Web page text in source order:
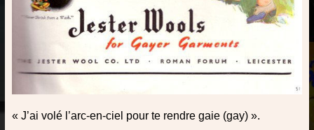
« J’ai volé l’arc-en-ciel pour te rendre gaie (gay) ».